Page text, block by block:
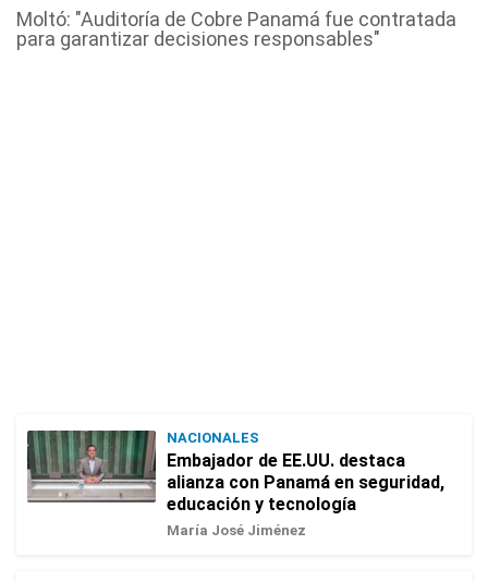
Moltó: "Auditoría de Cobre Panamá fue contratada
para garantizar decisiones responsables"
NACIONALES
Embajador de EE.UU. destaca
alianza con Panamá en seguridad,
educación y tecnología
María José Jiménez